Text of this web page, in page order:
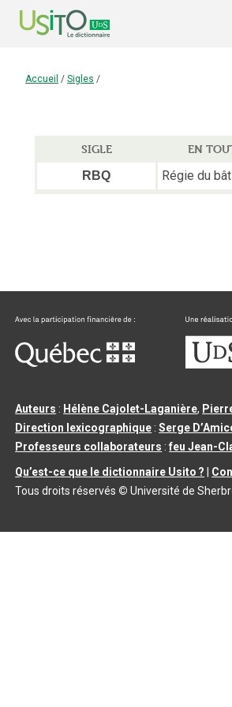
Accueil / Sigles /
SIGLE
EN
RBQ
Régie du
Auteurs : Hélène Cajolet-Laganière,
Direction lexicographique :Serge
Professeurs collaborateurs :feu Jean-
Qu’est-ce que le dictionnaire Usito ?
Tous droits réservés © Université de